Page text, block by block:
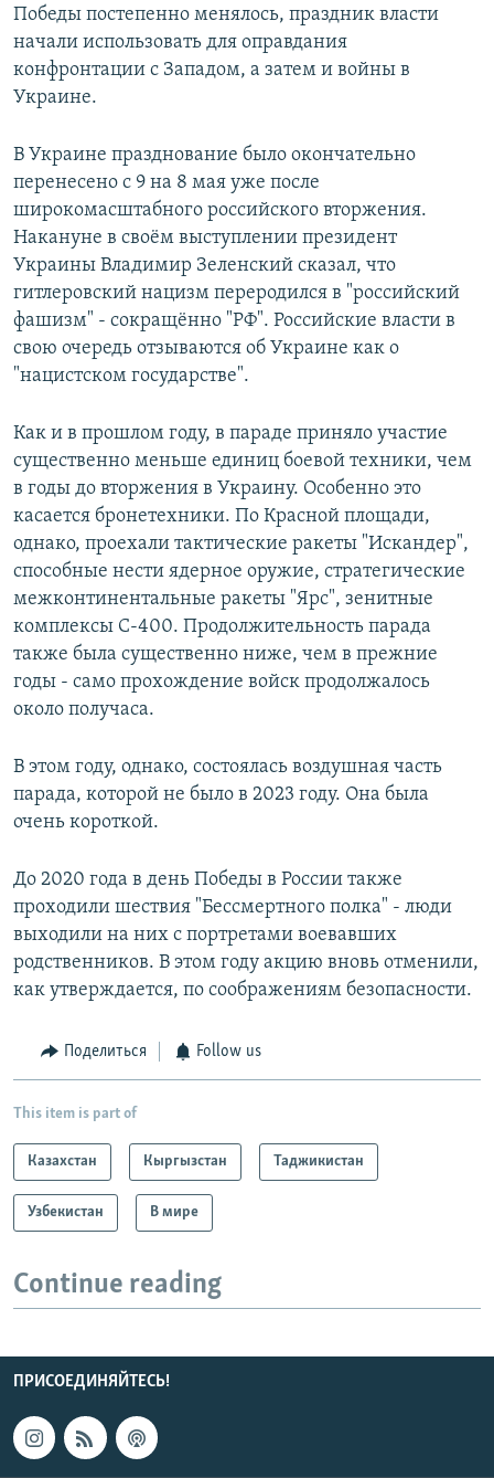
Победы постепенно менялось, праздник власти
начали использовать для оправдания
конфронтации с Западом, а затем и войны в
Украине.
В Украине празднование было окончательно
перенесено с 9 на 8 мая уже после
широкомасштабного российского вторжения.
Накануне в своём выступлении президент
Украины Владимир Зеленский сказал, что
гитлеровский нацизм переродился в "российский
фашизм" - сокращённо "РФ". Российские власти в
свою очередь отзываются об Украине как о
"нацистском государстве".
Как и в прошлом году, в параде приняло участие
существенно меньше единиц боевой техники, чем
в годы до вторжения в Украину. Особенно это
касается бронетехники. По Красной площади,
однако, проехали тактические ракеты "Искандер",
способные нести ядерное оружие, стратегические
межконтинентальные ракеты "Ярс", зенитные
комплексы С-400. Продолжительность парада
также была существенно ниже, чем в прежние
годы - само прохождение войск продолжалось
около получаса.
В этом году, однако, состоялась воздушная часть
парада, которой не было в 2023 году. Она была
очень короткой.
До 2020 года в день Победы в России также
проходили шествия "Бессмертного полка" - люди
выходили на них с портретами воевавших
родственников. В этом году акцию вновь отменили,
как утверждается, по соображениям безопасности.
Поделиться Follow us
This item is part of
Казахстан Кыргызстан Таджикистан
Узбекистан В мире
Continue reading
ПРИСОЕДИНЯЙТЕСЬ!